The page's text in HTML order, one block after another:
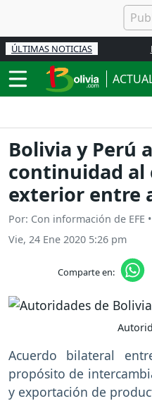
ÚLTIMAS NOTICIAS
Bolivia y Perú
continuidad al
exterior entre
Por: Con información de EFE
Vie, 24 Ene 2020 5:26 pm
Comparte en:
Acuerdo bilateral
propósito de
y exportación de